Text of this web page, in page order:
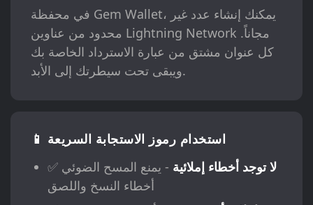
في محفظة Gem Wallet، يمكنك إنشاء عدد غير
محدود من عناوين Lightning Network مجاناً.
كل عنوان مشتق من عبارة الاسترداد الخاصة بك
ويبقى تحت سيطرتك إلى الأبد.
📱 استخدام رموز الاستجابة السريعة
✅
لا توجد أخطاء إملائية - يمنع المسح الضوئي
أخطاء النسخ واللصق